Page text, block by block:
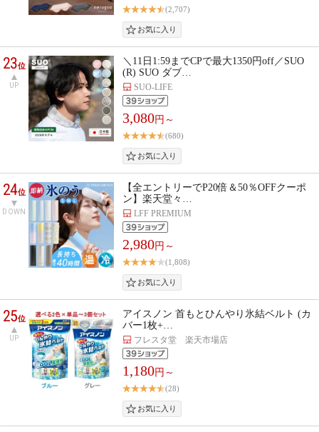
(2,707)
23位
UP
＼11日1:59までCPで最大1350円off／SUO
(R) SUO ダブ…
SUO-LIFE
3,080円～
(680)
24位
DOWN
【全エントリーでP20倍＆50％OFFクーポ
ン】楽天堂々…
LFF PREMIUM
2,980円～
(1,808)
25位
UP
アイスノン 首もとひんやり氷結ベルト (カ
バー1枚+…
フレスタ堂 楽天市場店
1,180円～
(28)